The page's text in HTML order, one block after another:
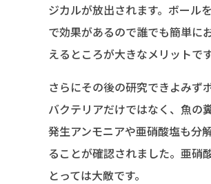
ジカルが放出されます。ボール
で効果があるので誰でも簡単に
えるところが大きなメリットです
さらにその後の研究できよみず
バクテリアだけではなく、魚の
発生アンモニアや亜硝酸塩も分
ることが確認されました。亜硝
とっては大敵です。